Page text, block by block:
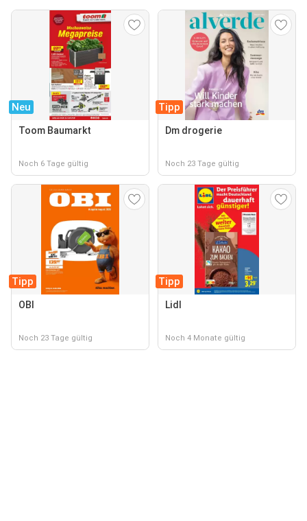
Neu
Toom Baumarkt
Noch 6 Tage gültig
Tipp
Dm drogerie
Noch 23 Tage gültig
Tipp
OBI
Noch 23 Tage gültig
Tipp
Lidl
Noch 4 Monate gültig